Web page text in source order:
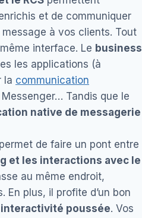
et de communiquer
à vos clients. Tout
interface. Le business
les applications (à
la communication
Tandis que le
native de messagerie
permet de faire un pont entre
et les interactions avec le
au même endroit,
En plus, il profite d’un bon
interactivité poussée. Vos